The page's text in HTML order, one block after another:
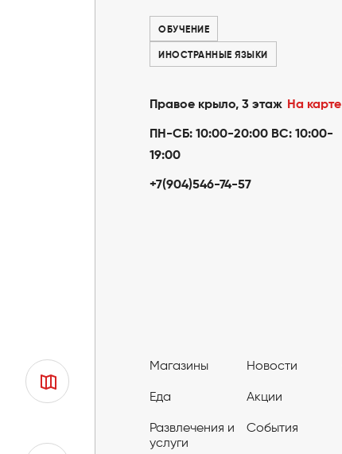
ОБУЧЕНИЕ
ИНОСТРАННЫЕ ЯЗЫКИ
Правое крыло, 3 этаж На карте
ПН-СБ: 10:00-20:00 ВС: 10:00-
19:00
+7(904)546-74-57
Магазины
Еда
Развлечения и
услуги
Новости
Акции
События